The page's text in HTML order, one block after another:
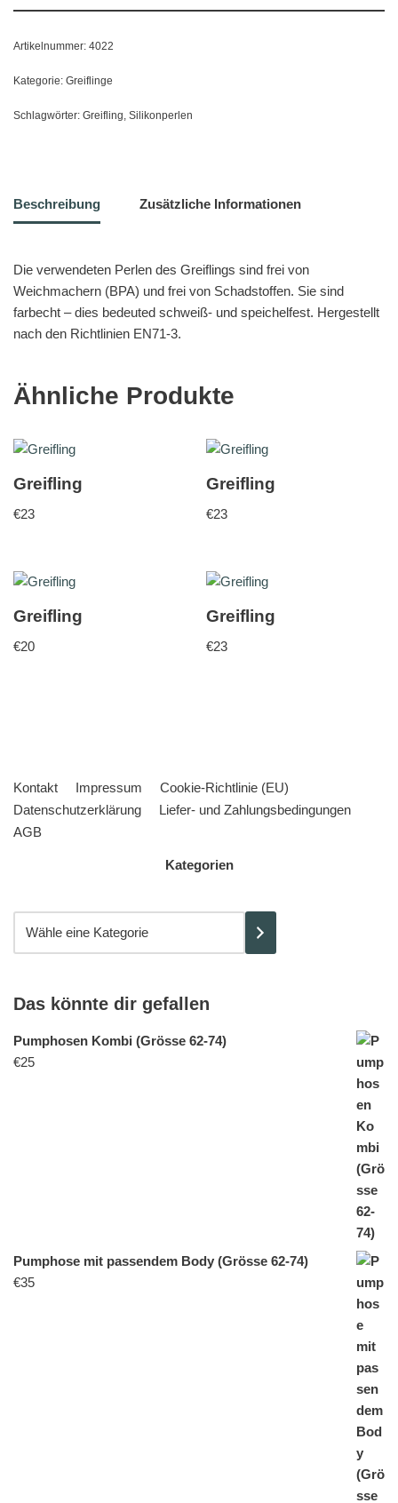
Artikelnummer: 4022
Kategorie: Greiflinge
Schlagwörter: Greifling, Silikonperlen
Beschreibung Zusätzliche Informationen
Die verwendeten Perlen des Greiflings sind frei von
Weichmachern (BPA) und frei von Schadstoffen. Sie sind
farbecht – dies bedeuted schweiß- und speichelfest. Hergestellt
nach den Richtlinien EN71-3.
Ähnliche Produkte
Greifling
€23
Greifling
€23
Greifling
€20
Greifling
€23
Kontakt Impressum
Cookie-Richtlinie (EU)
Datenschutzerklärung
Liefer- und Zahlungsbedingungen
AGB
Kategorien
Das könnte dir gefallen
Pumphosen Kombi (Grösse 62-74)
€25
Pumphose mit passendem Body (Grösse 62-74)
€35